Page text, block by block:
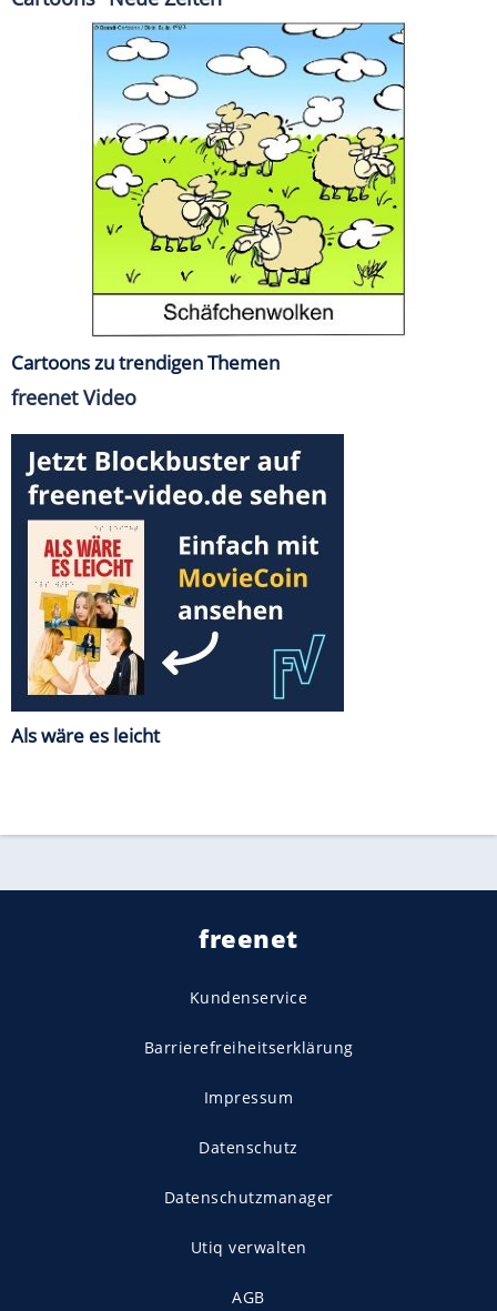
Cartoons zu trendigen Themen
freenet Video
Als wäre es leicht
freenet
Kundenservice
Barrierefreiheitserklärung
Impressum
Datenschutz
Datenschutzmanager
Utiq verwalten
AGB